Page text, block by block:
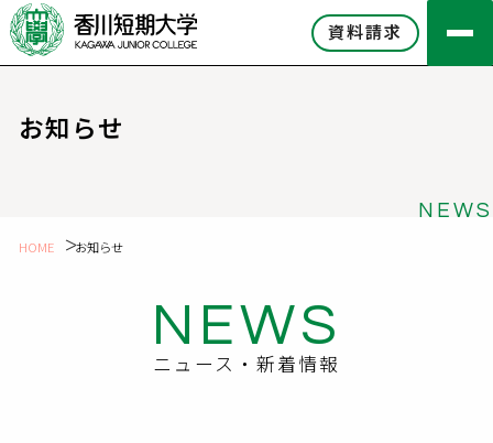
資料請求
お知らせ
NEWS
HOME お知らせ
NEWS
ニュース・新着情報